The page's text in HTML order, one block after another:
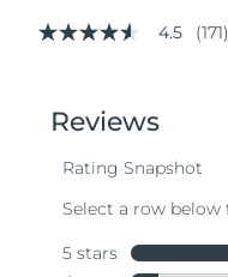
4.5
stars,
average
value.
171
Same
page
4.5 (171)